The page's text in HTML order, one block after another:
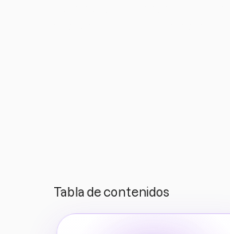
Tabla de contenidos